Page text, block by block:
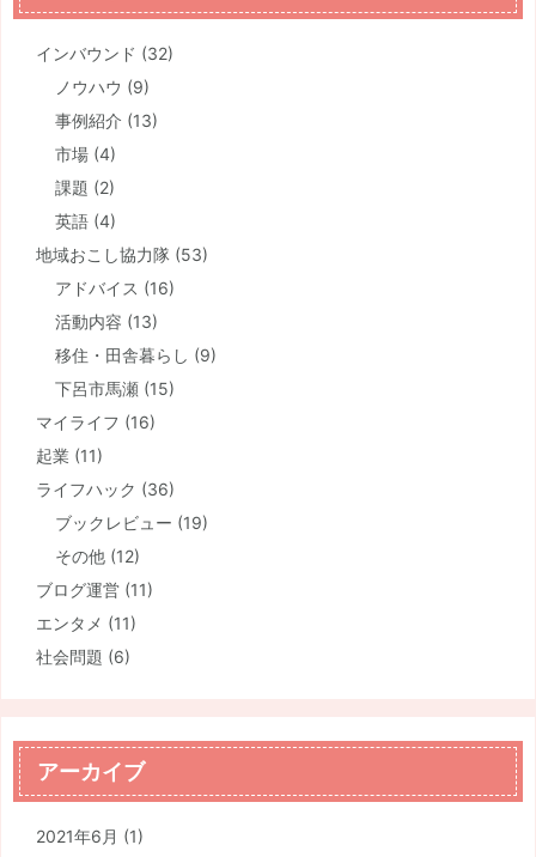
インバウンド (32)
ノウハウ (9)
事例紹介 (13)
市場 (4)
課題 (2)
英語 (4)
地域おこし協力隊 (53)
アドバイス (16)
活動内容 (13)
移住・田舎暮らし (9)
下呂市馬瀬 (15)
マイライフ (16)
起業 (11)
ライフハック (36)
ブックレビュー (19)
その他 (12)
ブログ運営 (11)
エンタメ (11)
社会問題 (6)
アーカイブ
2021年6月 (1)